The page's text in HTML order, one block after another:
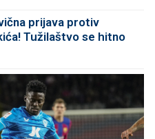
prijava protiv
Tužilaštvo se hitno